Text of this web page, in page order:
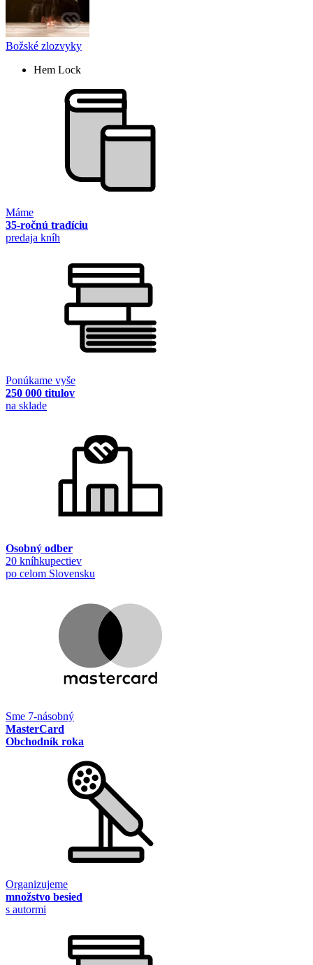
Božské zlozvyky
Hem Lock
Máme
35-ročnú tradíciu
predaja kníh
Ponúkame vyše
250 000 titulov
na sklade
Osobný odber
20 kníhkupectiev
po celom Slovensku
Sme 7-násobný
MasterCard
Obchodník roka
Organizujeme
množstvo besied
s autormi